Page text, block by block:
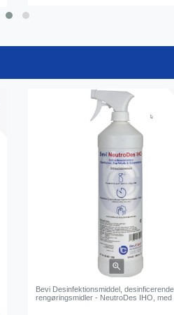
Bevi Desinfektionsmiddel, desinficerende
rengøringsmidler - NeutroDes IHO,